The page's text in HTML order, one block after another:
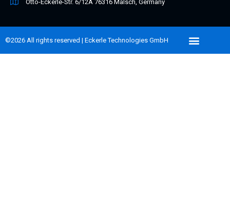
Otto-Eckerle-Str. 6/12A 76316 Malsch, Germany
©2026 All rights reserved | Eckerle Technologies GmbH